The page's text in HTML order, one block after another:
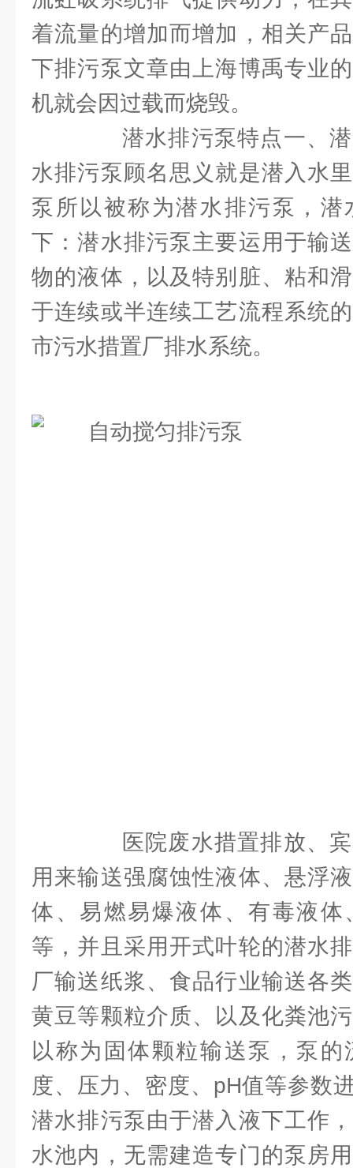
着流量的增加而增加，相关产
下排污泵文章由上海博禹专业
机就会因过载而烧毁。
潜水排污泵特点一、潜
水排污泵顾名思义就是潜入水
泵所以被称为潜水排污泵，
下：潜水排污泵主要运用于输
物的液体，以及特别脏、粘和
于连续或半连续工艺流程系统
市污水措置厂排水系统。
医院废水措置排放、宾
用来输送强腐蚀性液体、悬浮
体、易燃易爆液体、有毒液体
等，并且采用开式叶轮的潜水
厂输送纸浆、食品行业输送各
黄豆等颗粒介质、以及化粪池
以称为固体颗粒输送泵，泵
度、压力、密度、pH值等参数
潜水排污泵由于潜入液下工作
水池内，无需建造专门的泵房